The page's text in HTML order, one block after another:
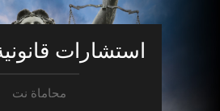
استشارات
محاماة نت